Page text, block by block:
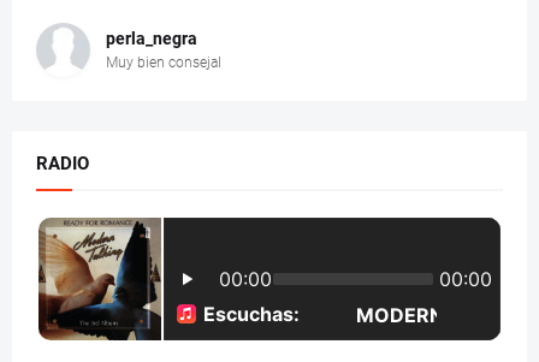
perla_negra
Muy bien consejal
RADIO